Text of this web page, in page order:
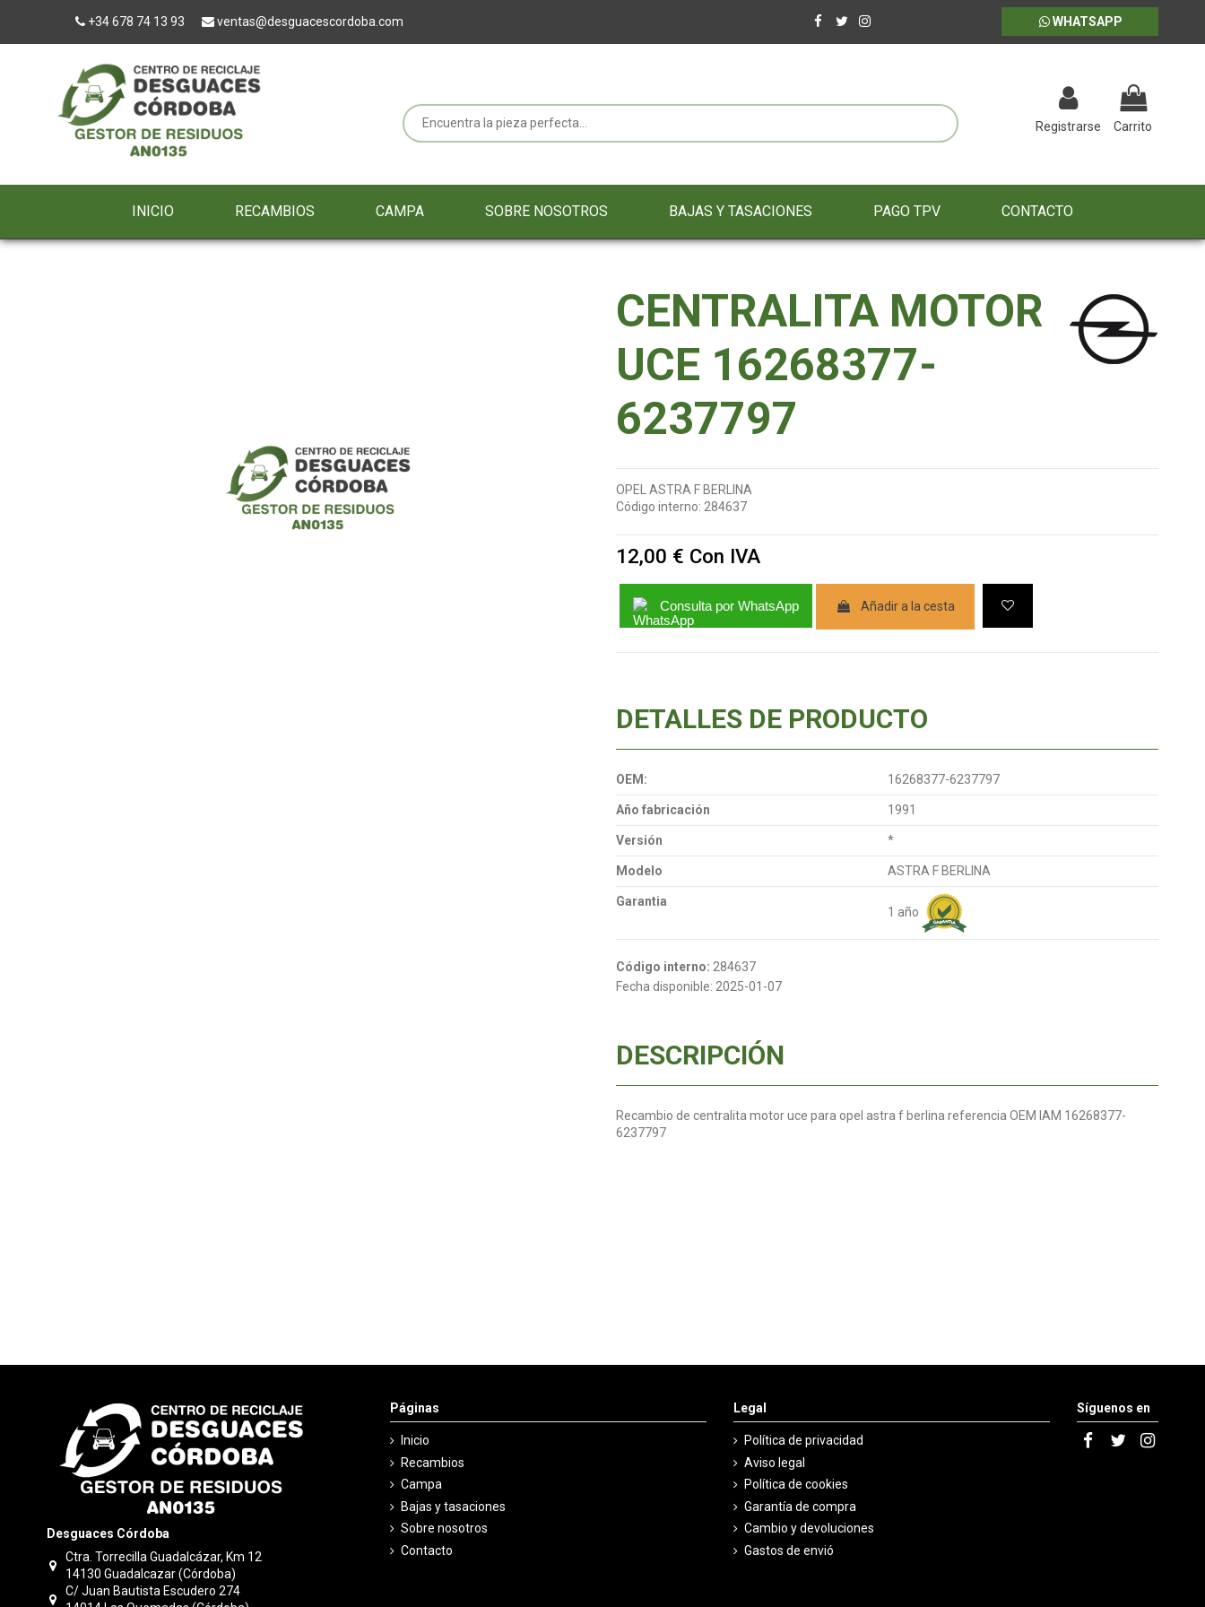
+34 678 74 13 93 ventas@desguacescordoba.com WHATSAPP
Registrarse Carrito
INICIO RECAMBIOS CAMPA SOBRE NOSOTROS BAJAS Y TASACIONES PAGO TPV CONTACTO
CENTRALITA MOTOR
UCE 16268377-
6237797
OPEL ASTRA F BERLINA
Código interno: 284637
12,00 € Con IVA
Consulta por WhatsApp Añadir a la cesta
DETALLES DE PRODUCTO
OEM: 16268377-6237797
Año fabricación 1991
Versión *
Modelo ASTRA F BERLINA
Garantia
1 año
Código interno: 284637
Fecha disponible: 2025-01-07
DESCRIPCIÓN
Recambio de centralita motor uce para opel astra f berlina referencia OEM IAM 16268377-
6237797
Desguaces Córdoba
Ctra. Torrecilla Guadalcázar, Km 12
14130 Guadalcazar (Córdoba)
C/ Juan Bautista Escudero 274
Páginas
Inicio
Recambios
Campa
Bajas y tasaciones
Sobre nosotros
Contacto
Legal
Política de privacidad
Aviso legal
Política de cookies
Garantía de compra
Cambio y devoluciones
Gastos de envió
Síguenos en